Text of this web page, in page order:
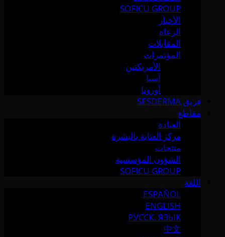
SOFICU GROUP
الأخبار
الرعاة
المقابلات
المؤتمرات
الأمريكتين
آسيا
أوروبا
فريق SESDERMA
مقاطع
العيادة
مركز العناية بالبشرة
منتجات
الشؤون المؤسسية
SOFICU GROUP
اللغة
ESPAÑOL
ENGLISH
РУССК. ЯЗЫК
中文